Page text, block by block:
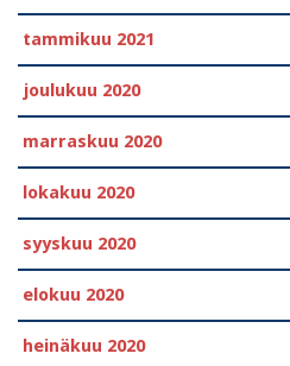
tammikuu 2021
joulukuu 2020
marraskuu 2020
lokakuu 2020
syyskuu 2020
elokuu 2020
heinäkuu 2020